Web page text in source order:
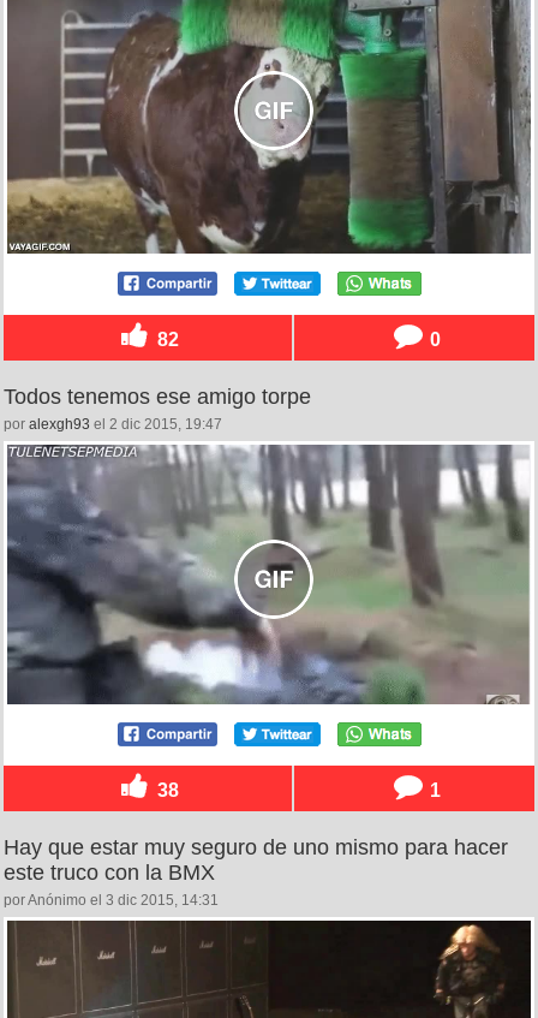
82 0
Todos tenemos ese amigo torpe
por alexgh93 el 2 dic 2015, 19:47
38 1
Hay que estar muy seguro de uno mismo para hacer
este truco con la BMX
por Anónimo el 3 dic 2015, 14:31